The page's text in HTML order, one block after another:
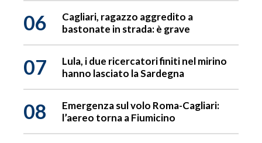
06
Cagliari, ragazzo aggredito a
bastonate in strada: è grave
07
Lula, i due ricercatori finiti nel mirino
hanno lasciato la Sardegna
08
Emergenza sul volo Roma-Cagliari:
l’aereo torna a Fiumicino